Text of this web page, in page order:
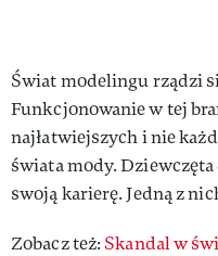
Świat modelingu rządzi
Funkcjonowanie w tej
najłatwiejszych i nie
świata mody.
swoją karierę. Jedną z
Zobacz też: Skandal w